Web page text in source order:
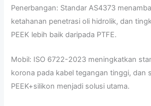
Penerbangan: Standar AS4373
ketahanan penetrasi oli hidrolik, dan
PEEK lebih baik daripada PTFE.
Mobil: ISO 6722-2023 meningkatkan
korona pada kabel tegangan tinggi, dan
PEEK+silikon menjadi solusi utama.